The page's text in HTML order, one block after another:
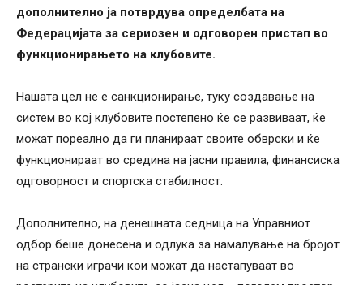
дополнително ја потврдува определбата на
Федерацијата за сериозен и одговорен пристап во
функционирањето на клубовите.
Нашата цел не е санкционирање, туку создавање на
систем во кој клубовите постепено ќе се развиваат, ќе
можат пореално да ги планираат своите обврски и ќе
функционираат во средина на јасни правила, финансиска
одговорност и спортска стабилност.
Дополнително, на денешната седница на Управниот
одбор беше донесена и одлука за намалување на бројот
на странски играчи кои можат да настапуваат во